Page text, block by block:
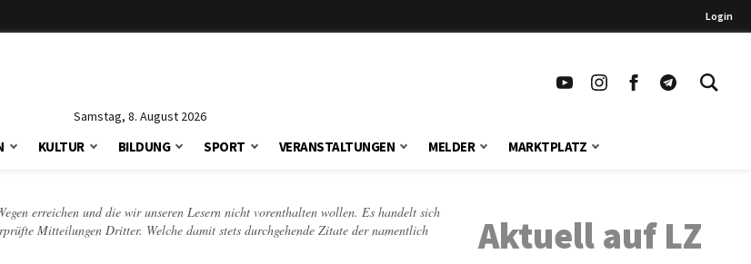
Login
Samstag, 8. August 2026
KULTUR BILDUNG SPORT VERANSTALTUNGEN MELDER MARKTPLATZ
erreichen und die wir unseren Lesern nicht vorenthalten wollen. Es handelt sich
Mitteilungen Dritter. Welche damit stets durchgehende Zitate der namentlich
Aktuell auf LZ